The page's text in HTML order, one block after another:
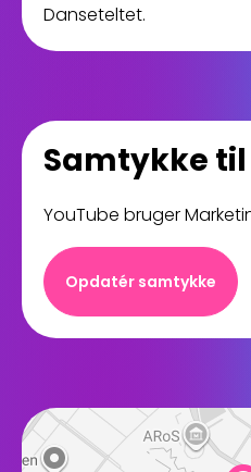
Danseteltet.
Samtykke
YouTube bruger
Opdatér samtykke